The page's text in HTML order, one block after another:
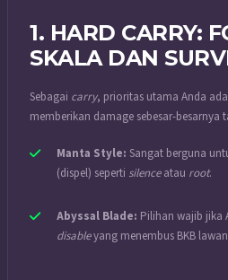
1. HARD CARRY:
SKALA DAN
Sebagai carry, prioritas utama Anda
memberikan damage sebesar-besarnya
Manta Style: Sangat berguna
(dispel) seperti silenceatau root.
Abyssal Blade: Pilihan wajib jika
disableyang menembus BKB